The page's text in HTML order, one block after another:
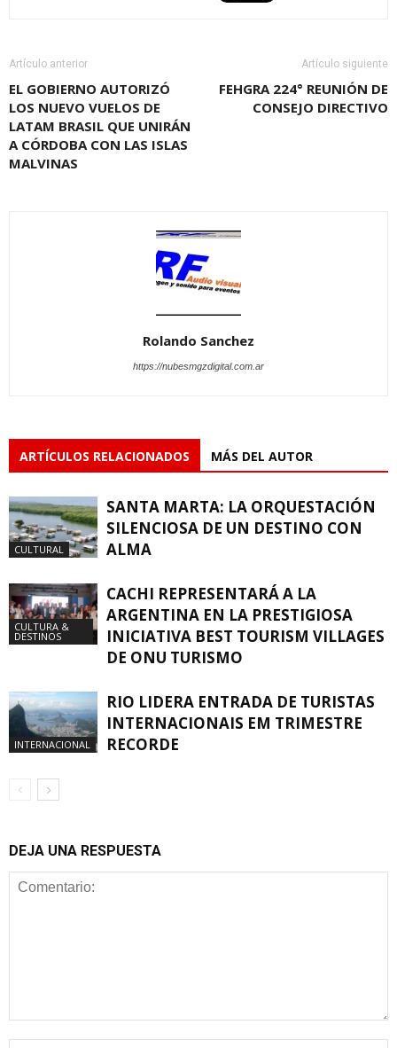
Artículo anterior
EL GOBIERNO AUTORIZÓ
LOS NUEVO VUELOS DE
LATAM BRASIL QUE UNIRÁN
A CÓRDOBA CON LAS ISLAS
MALVINAS
Artículo siguiente
FEHGRA 224° REUNIÓN DE
CONSEJO DIRECTIVO
Rolando Sanchez
https://nubesmgzdigital.com.ar
ARTÍCULOS RELACIONADOS MÁS DEL AUTOR
CULTURAL
SANTA MARTA: LA ORQUESTACIÓN
SILENCIOSA DE UN DESTINO CON
ALMA
CULTURA &
DESTINOS
CACHI REPRESENTARÁ A LA
ARGENTINA EN LA PRESTIGIOSA
INICIATIVA BEST TOURISM VILLAGES
DE ONU TURISMO
INTERNACIONAL
RIO LIDERA ENTRADA DE TURISTAS
INTERNACIONAIS EM TRIMESTRE
RECORDE
DEJA UNA RESPUESTA